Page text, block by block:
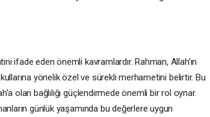
ifade eden önemli kavramlardır. Rahman, Allah’ın
yönelik özel ve sürekli merhametini belirtir. Bu
olan bağlılığı güçlendirmede önemli bir rol oynar.
günlük yaşamında bu değerlere uygun